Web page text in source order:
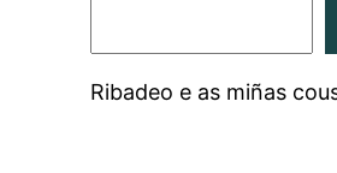
Ribadeo e as miñas